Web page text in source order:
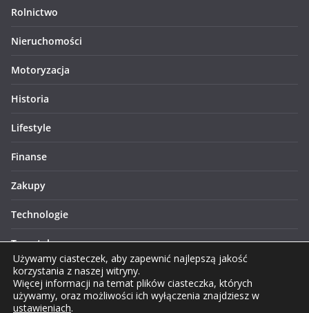
Rolnictwo
Nieruchomości
Motoryzacja
Historia
Lifestyle
Finanse
Zakupy
Technologie
Turystyka
Używamy ciasteczek, aby zapewnić najlepszą jakość
korzystania z naszej witryny.
Więcej informacji na temat plików ciasteczka, których
używamy, oraz możliwości ich wyłączenia znajdziesz w
ustawieniach.